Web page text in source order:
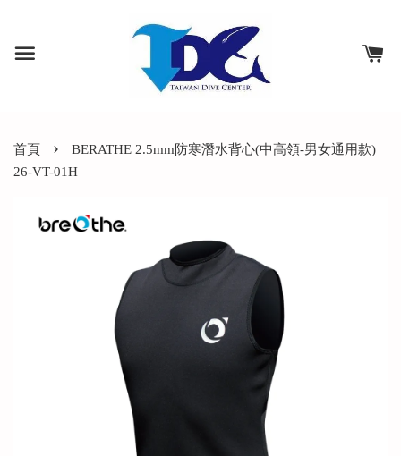
首頁 ›
BERATHE 2.5mm防寒潛水背心(中高領-男女通用款)
26-VT-01H